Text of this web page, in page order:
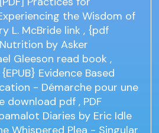
the Wisdom of
L. McBride link , {pdf
by Asker
Gleeson read book ,
Evidence Based
- Démarche pour une
download pdf , PDF
Diaries by Eric Idle
Whispered Plea - Singular